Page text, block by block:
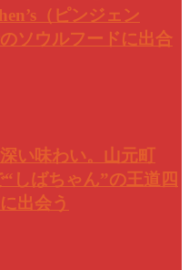
（ピンジェン
ソウルフードに出合
い味わい。山元町
“しばちゃん”の王道四
出会う